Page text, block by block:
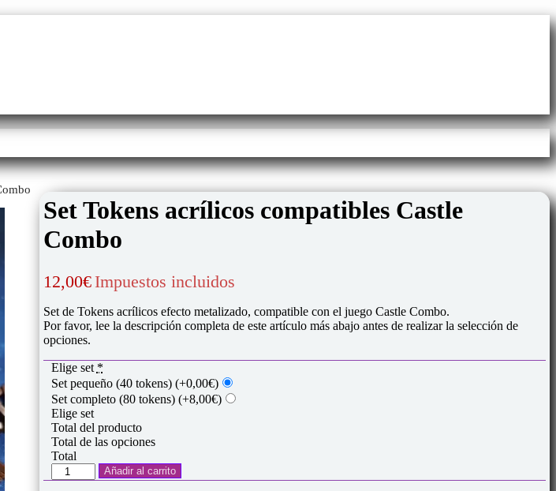
Set Tokens acrílicos compatibles Castle
Combo
12,00€ Impuestos incluidos
Set de Tokens acrílicos efecto metalizado, compatible con el juego Castle Combo.
Por favor, lee la descripción completa de este artículo más abajo antes de realizar la selección de
opciones.
Elige set *
Set pequeño (40 tokens) (+0,00€)
Set completo (80 tokens) (+8,00€)
Elige set
Total del producto
Total de las opciones
Total
Set
Tokens
Añadir al carrito